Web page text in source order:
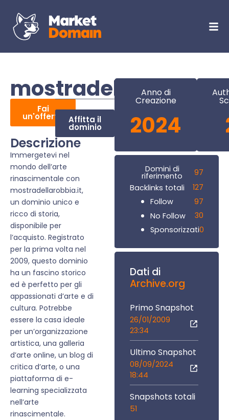
mostradellarobbia.it
Fai
un'offerta Affitta il
dominio
Descrizione
Immergetevi nel
mondo dell’arte
rinascimentale con
mostradellarobbia.it,
un dominio unico e
ricco di storia,
disponibile per
l’acquisto. Registrato
per la prima volta nel
2009, questo dominio
ha un fascino storico
ed è perfetto per gli
appassionati d’arte e di
cultura. Potrebbe
essere la casa ideale
per un’organizzazione
artistica, una galleria
d’arte online, un blog di
critica d’arte, o una
piattaforma di e-
learning specializzata
nell’arte
rinascimentale.
Anno di
Creazione
2024
Domini di
riferimento
97
Backlinks totali
127
Follow
97
No Follow
30
Sponsorizzati0
Dati di
Archive.org
Primo Snapshot
26/01/2009
23:34
Ultimo Snapshot
08/09/2024
18:44
Snapshots totali
51